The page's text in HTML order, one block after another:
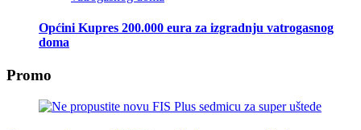
Općini Kupres 200.000 eura za izgradnju vatrogasnog
doma
Promo